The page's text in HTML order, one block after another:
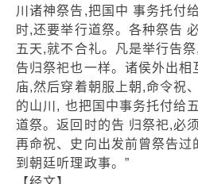
川诸神祭告,把国中 事务托付
时,还要举行道祭。各种祭告
五天,就不合礼。凡是举行告
告归祭祀也一样。诸侯外出相
庙,然后穿着朝服上朝,命令祝
的山川, 也把国中事务托付给
道祭。返回时的告 归祭祀,必
再命祝、史向出发前曾祭告过
到朝廷听理政事。”